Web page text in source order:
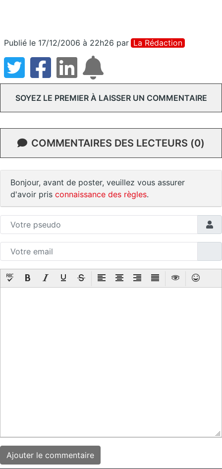
Publié le 17/12/2006 à 22h26 par La Rédaction
SOYEZ LE PREMIER À LAISSER UN COMMENTAIRE
COMMENTAIRES DES LECTEURS (0)
Bonjour, avant de poster, veuillez vous assurer
d'avoir pris connaissance des règles.